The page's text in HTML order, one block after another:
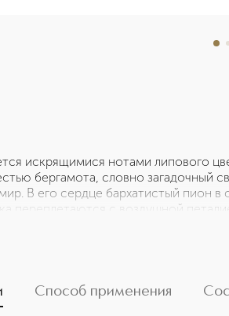
искрящимися нотами липового
бергамота, словно загадочный
В его сердце бархатистый пион в
переплетаются с воздушной
пудровый гелиотроп и
Способ применения